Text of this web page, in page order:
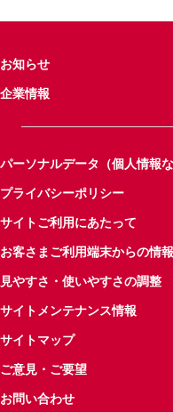
お知らせ
企業情報
パーソナルデータ（個人情報
プライバシーポリシー
サイトご利用にあたって
お客さまご利用端末からの情
見やすさ・使いやすさの調整
サイトメンテナンス情報
サイトマップ
ご意見・ご要望
お問い合わせ